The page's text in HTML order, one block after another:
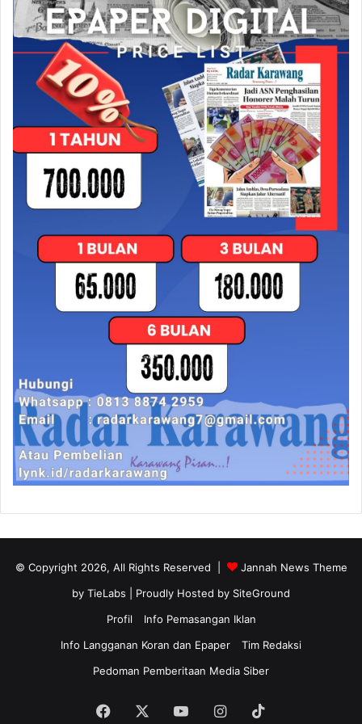
© Copyright 2026, All Rights Reserved |
Jannah News Theme
by TieLabs | Proudly Hosted by SiteGround
Profil
Info Pemasangan Iklan
Info Langganan Koran dan Epaper
Tim Redaksi
Pedoman Pemberitaan Media Siber
Facebook YouTubeInstagram